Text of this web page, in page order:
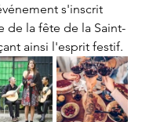
s'inscrit
de la fête de la Saint-
ainsi l'esprit festif.